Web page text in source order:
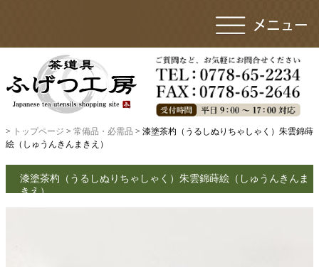
> トップページ > 常備品・必需品 > 漆塗茶杓（うるしぬりちゃしゃく）朱雲錦蒔
絵（しゅうんきんまきえ）
漆塗茶杓（うるしぬりちゃしゃく）朱雲錦蒔絵（しゅうんきんま
きえ）